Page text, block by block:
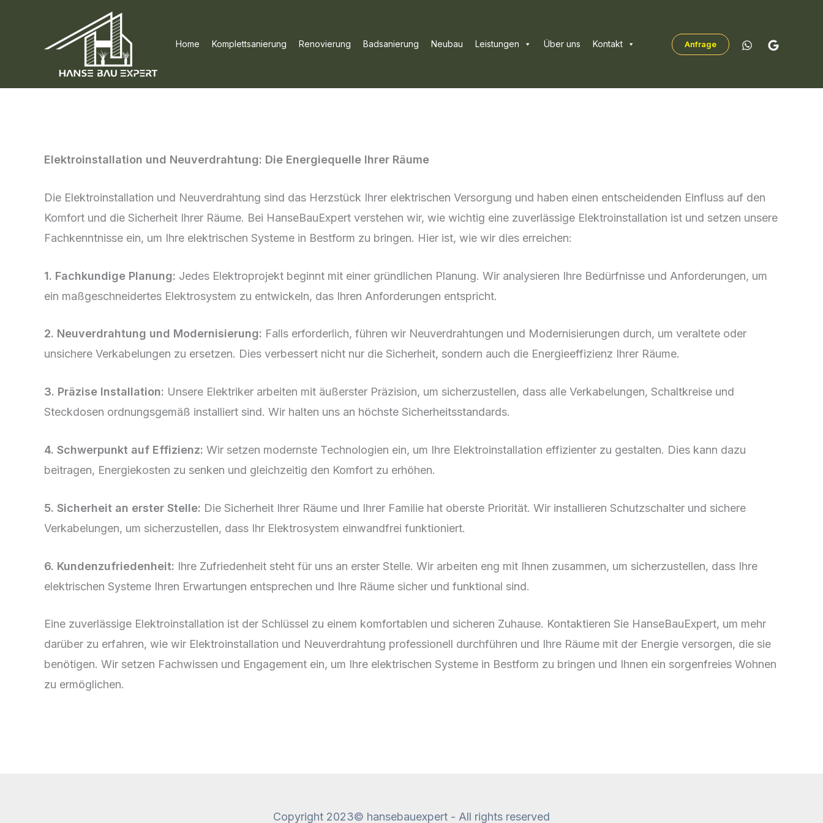
Home Komplettsanierung Renovierung Badsanierung Neubau Leistungen Über uns Kontakt Anfrage
Elektroinstallation und Neuverdrahtung: Die Energiequelle Ihrer Räume
Die Elektroinstallation und Neuverdrahtung sind das Herzstück Ihrer elektrischen Versorgung und haben einen entscheidenden Einfluss auf den
Komfort und die Sicherheit Ihrer Räume. Bei HanseBauExpert verstehen wir, wie wichtig eine zuverlässige Elektroinstallation ist und setzen unsere
Fachkenntnisse ein, um Ihre elektrischen Systeme in Bestform zu bringen. Hier ist, wie wir dies erreichen:
1. Fachkundige Planung: Jedes Elektroprojekt beginnt mit einer gründlichen Planung. Wir analysieren Ihre Bedürfnisse und Anforderungen, um
ein maßgeschneidertes Elektrosystem zu entwickeln, das Ihren Anforderungen entspricht.
2. Neuverdrahtung und Modernisierung: Falls erforderlich, führen wir Neuverdrahtungen und Modernisierungen durch, um veraltete oder
unsichere Verkabelungen zu ersetzen. Dies verbessert nicht nur die Sicherheit, sondern auch die Energieeffizienz Ihrer Räume.
3. Präzise Installation: Unsere Elektriker arbeiten mit äußerster Präzision, um sicherzustellen, dass alle Verkabelungen, Schaltkreise und
Steckdosen ordnungsgemäß installiert sind. Wir halten uns an höchste Sicherheitsstandards.
4. Schwerpunkt auf Effizienz: Wir setzen modernste Technologien ein, um Ihre Elektroinstallation effizienter zu gestalten. Dies kann dazu
beitragen, Energiekosten zu senken und gleichzeitig den Komfort zu erhöhen.
5. Sicherheit an erster Stelle: Die Sicherheit Ihrer Räume und Ihrer Familie hat oberste Priorität. Wir installieren Schutzschalter und sichere
Verkabelungen, um sicherzustellen, dass Ihr Elektrosystem einwandfrei funktioniert.
6. Kundenzufriedenheit: Ihre Zufriedenheit steht für uns an erster Stelle. Wir arbeiten eng mit Ihnen zusammen, um sicherzustellen, dass Ihre
elektrischen Systeme Ihren Erwartungen entsprechen und Ihre Räume sicher und funktional sind.
Eine zuverlässige Elektroinstallation ist der Schlüssel zu einem komfortablen und sicheren Zuhause. Kontaktieren Sie HanseBauExpert, um mehr
darüber zu erfahren, wie wir Elektroinstallation und Neuverdrahtung professionell durchführen und Ihre Räume mit der Energie versorgen, die sie
benötigen. Wir setzen Fachwissen und Engagement ein, um Ihre elektrischen Systeme in Bestform zu bringen und Ihnen ein sorgenfreies Wohnen
zu ermöglichen.
Copyright 2023© hansebauexpert - All rights reserved